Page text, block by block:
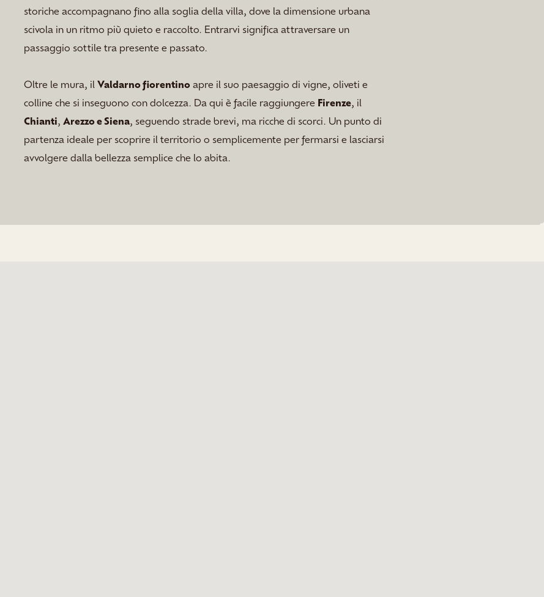
storiche accompagnano fino alla soglia della villa, dove la dimensione urbana
scivola in un ritmo più quieto e raccolto. Entrarvi significa attraversare un
passaggio sottile tra presente e passato.
Oltre le mura, il Valdarno fiorentinoapre il suo paesaggio di vigne, oliveti e
colline che si inseguono con dolcezza. Da qui è facile raggiungere Firenze, il
Chianti, Arezzo e Siena, seguendo strade brevi, ma ricche di scorci. Un punto di
partenza ideale per scoprire il territorio o semplicemente per fermarsi e lasciarsi
avvolgere dalla bellezza semplice che lo abita.